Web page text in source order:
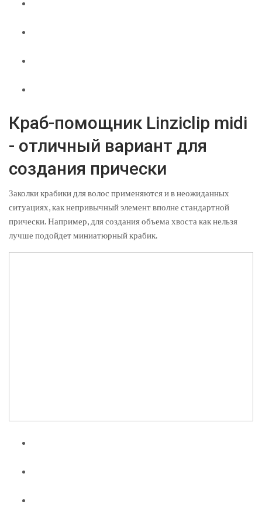
Краб-помощник Linziclip midi
- отличный вариант для
создания прически
Заколки крабики для волос применяются и в неожиданных
ситуациях, как непривычный элемент вполне стандартной
прически. Например, для создания объема хвоста как нельзя
лучше подойдет миниатюрный крабик.